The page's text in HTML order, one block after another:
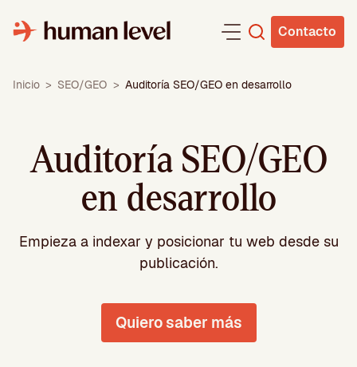
contenido
Contacto
Inicio > SEO/GEO > Auditoría SEO/GEO en desarrollo
Auditoría SEO/GEO
en desarrollo
Empieza a indexar y posicionar tu web desde su
publicación.
Quiero saber más